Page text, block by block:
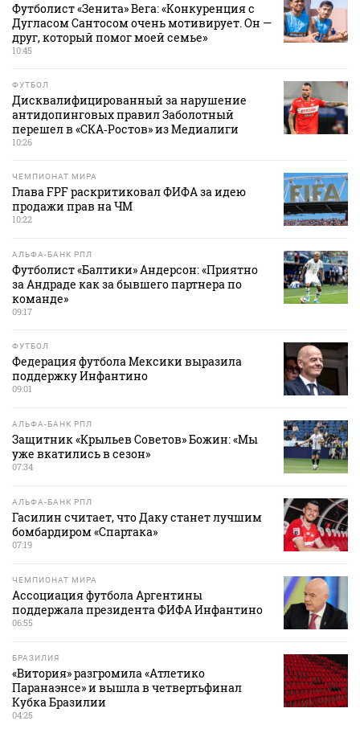
Футболист «Зенита» Вега: «Конкуренция с
Дугласом Сантосом очень мотивирует. Он —
друг, который помог моей семье»
10:45
ФУТБОЛ
Дисквалифицированный за нарушение
антидопинговых правил Заболотный
перешел в «СКА‑Ростов» из Медиалиги
10:26
ЧЕМПИОНАТ МИРА
Глава FPF раскритиковал ФИФА за идею
продажи прав на ЧМ
10:22
АЛЬФА-БАНК РПЛ
Футболист «Балтики» Андерсон: «Приятно
за Андраде как за бывшего партнера по
команде»
09:17
ФУТБОЛ
Федерация футбола Мексики выразила
поддержку Инфантино
09:01
АЛЬФА-БАНК РПЛ
Защитник «Крыльев Советов» Божин: «Мы
уже вкатились в сезон»
07:34
АЛЬФА-БАНК РПЛ
Гасилин считает, что Даку станет лучшим
бомбардиром «Спартака»
07:19
ЧЕМПИОНАТ МИРА
Ассоциация футбола Аргентины
поддержала президента ФИФА Инфантино
06:55
БРАЗИЛИЯ
«Витория» разгромила «Атлетико
Паранаэнсе» и вышла в четвертьфинал
Кубка Бразилии
04:25